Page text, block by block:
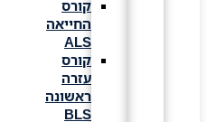
קורס
החייאה
קורס
עזרה
ראשונה